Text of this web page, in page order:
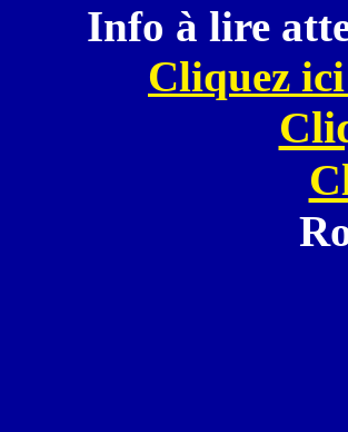
Info à lire
Cliquez